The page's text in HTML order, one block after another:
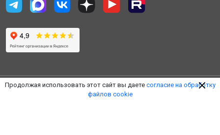
© 2014 - 2026 «Пулковская Логистическая Компания»
Продолжая использовать этот сайт вы даете согласие на обработку
файлов cookie